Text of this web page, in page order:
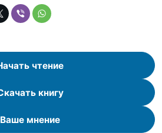
чтение
книгу
Ваше мнение